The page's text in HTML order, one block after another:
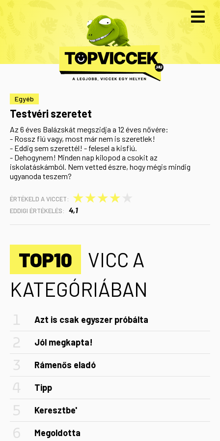
Egyéb
Testvéri szeretet
Az 6 éves Balázskát megszidja a 12 éves nővére:
- Rossz fiú vagy, most már nem is szeretlek!
- Eddig sem szerettél! - felesel a kisfiú.
- Dehogynem! Minden nap kilopod a csokit az
iskolatáskámból. Nem vetted észre, hogy mégis mindig
ugyanoda teszem?
ÉRTÉKELD A VICCET: ★
★
★
★
EDDIGI ÉRTÉKELÉS: 4,1
TOP10
VICC A
KATEGÓRIÁBAN
Azt is csak egyszer próbálta
Jól megkapta!
Rámenős eladó
Tipp
Keresztbe'
Megoldotta